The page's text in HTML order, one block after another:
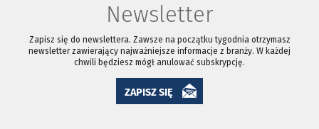
Newsletter
Zapisz się do newslettera. Zawsze na początku tygodnia otrzymasz
newsletter zawierający najważniejsze informacje z branży. W każdej
chwili będziesz mógł anulować subskrypcję.
ZAPISZ SIĘ